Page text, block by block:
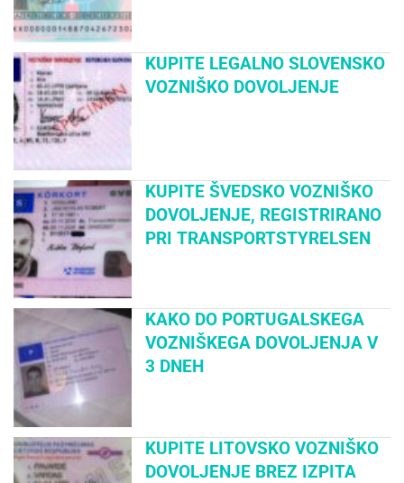
KUPITE LEGALNO SLOVENSKO
VOZNIŠKO DOVOLJENJE
KUPITE ŠVEDSKO VOZNIŠKO
DOVOLJENJE, REGISTRIRANO
PRI TRANSPORTSTYRELSEN
KAKO DO PORTUGALSKEGA
VOZNIŠKEGA DOVOLJENJA V
3 DNEH
KUPITE LITOVSKO VOZNIŠKO
DOVOLJENJE BREZ IZPITA